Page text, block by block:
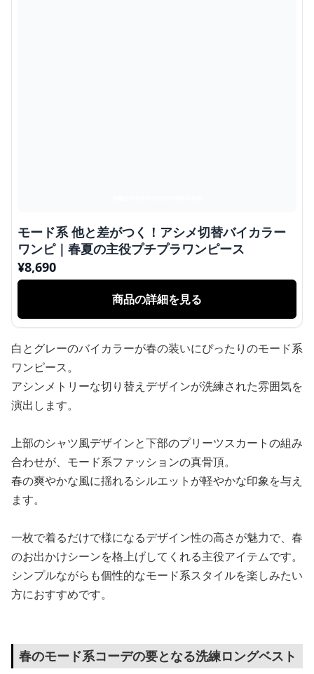
モード系 他と差がつく！アシメ切替バイカラー
ワンピ｜春夏の主役プチプラワンピース
¥8,690
商品の詳細を見る
白とグレーのバイカラーが春の装いにぴったりのモード系
ワンピース。
アシンメトリーな切り替えデザインが洗練された雰囲気を
演出します。
上部のシャツ風デザインと下部のプリーツスカートの組み
合わせが、モード系ファッションの真骨頂。
春の爽やかな風に揺れるシルエットが軽やかな印象を与え
ます。
一枚で着るだけで様になるデザイン性の高さが魅力で、春
のお出かけシーンを格上げしてくれる主役アイテムです。
シンプルながらも個性的なモード系スタイルを楽しみたい
方におすすめです。
春のモード系コーデの要となる洗練ロングベスト